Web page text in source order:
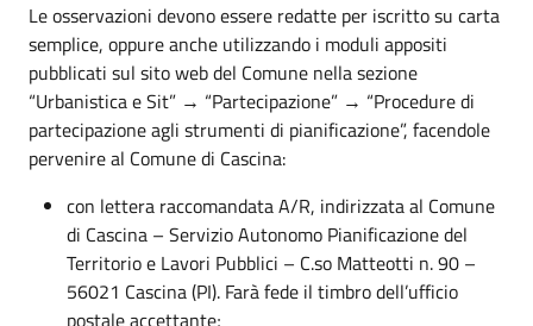
Le osservazioni devono essere redatte per iscritto su carta
semplice, oppure anche utilizzando i moduli appositi
pubblicati sul sito web del Comune nella sezione
“Urbanistica e Sit” → “Partecipazione” → “Procedure di
partecipazione agli strumenti di pianificazione”, facendole
pervenire al Comune di Cascina:
con lettera raccomandata A/R, indirizzata al Comune
di Cascina – Servizio Autonomo Pianificazione del
Territorio e Lavori Pubblici – C.so Matteotti n. 90 –
56021 Cascina (PI). Farà fede il timbro dell’ufficio
postale accettante;